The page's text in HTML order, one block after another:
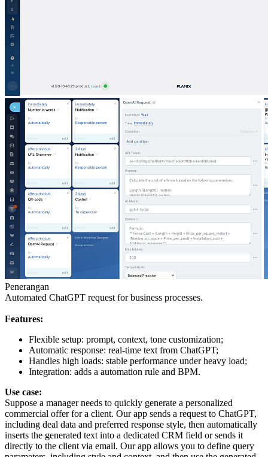
Penerangan
Automated ChatGPT request for business processes.
Features:
Flexible setup: prompt, context, tone customization;
Automatic response: real-time text from ChatGPT;
Handles high loads: stable performance under heavy load;
Integration: adds a automation rule and BPM.
Use case:
Suppose a manager needs to quickly generate a personalized
commercial offer for a client. Our app sends a request to ChatGPT,
including deal data and preferred response style, then automatically
inserts the generated text into a dedicated CRM field or sends it
directly to the client via email. Our app allows you to define query